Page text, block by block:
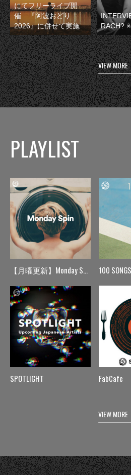
にてフリーライブ開
催 『阿波おどり
2026』に併せて実施
RACH?
VIEW MORE
PLAYLIST
【月曜更新】Monday Spin
SPOTLIGHT
100
FabCafe
VIEW MORE